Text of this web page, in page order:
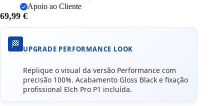
Apoio ao Cliente
69,99 €
🏁 UPGRADE PERFORMANCE LOOK
Replique o visual da versão Performance com
precisão 100%. Acabamento Gloss Black e fixação
profissional Elch Pro P1 incluída.